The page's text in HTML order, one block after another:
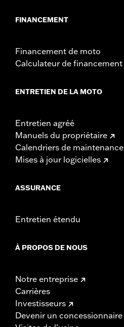
FINANCEMENT
Financement de moto
Calculateur de financement
ENTRETIEN DE LA MOTO
Entretien agréé
Manuels du propriétaire
Calendriers de maintenance
Mises à jour logicielles
ASSURANCE
Entretien étendu
À PROPOS DE NOUS
Notre entreprise
Carrières
Investisseurs
Devenir un concessionnaire